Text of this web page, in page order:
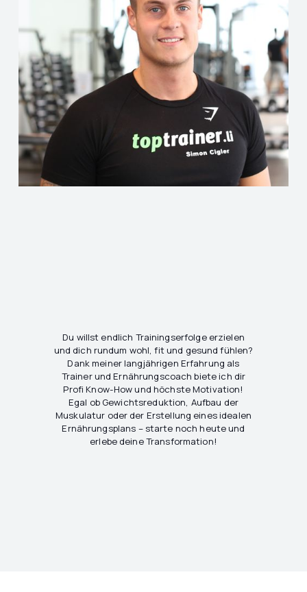
Du willst endlich Trainingserfolge erzielen
und dich rundum wohl, fit und gesund fühlen?
Dank meiner langjährigen Erfahrung als
Trainer und Ernährungscoach biete ich dir
Profi Know-How und höchste Motivation!
Egal ob Gewichtsreduktion, Aufbau der
Muskulatur oder der Erstellung eines idealen
Ernährungsplans – starte noch heute und
erlebe deine Transformation!